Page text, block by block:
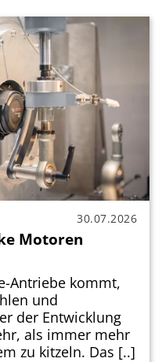
30.07.2026
Motoren
Antriebe kommt,
und
der Entwicklung
als immer mehr
zu kitzeln. Das [..]